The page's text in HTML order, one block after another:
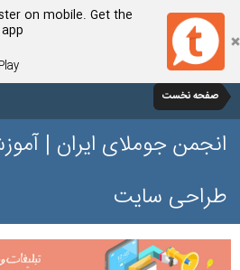
on mobile. Get the
صفحه نخست
انجمن جوملای ایران |
طراحی سایت